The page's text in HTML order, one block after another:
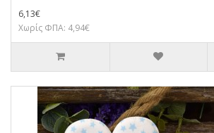
6,13€
Χωρίς ΦΠΑ: 4,94€